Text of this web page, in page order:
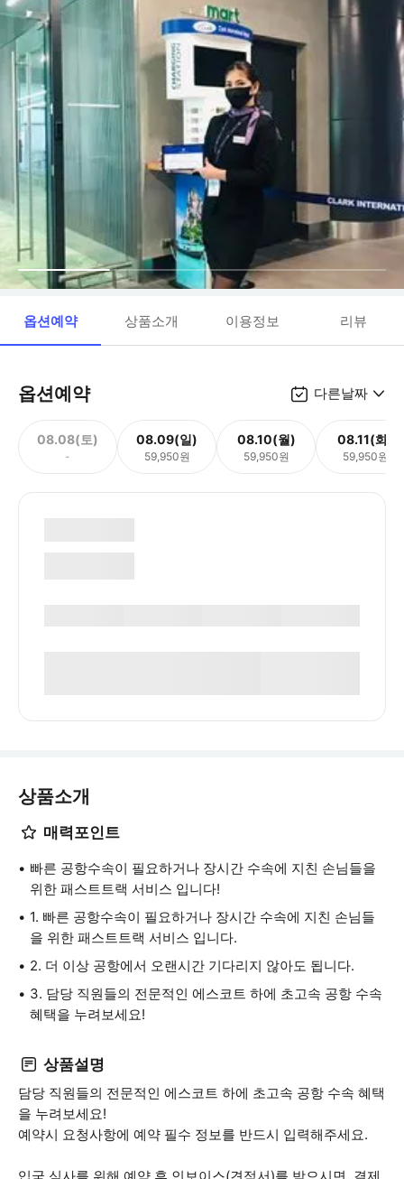
옵션예약 상품소개 이용정보 리뷰
옵션예약 다른날짜
08.08(토)
-
08.09(일)
59,950원
08.10(월)
59,950원
08.11(화)
59,950원
상품소개
매력포인트
빠른 공항수속이 필요하거나 장시간 수속에 지친 손님들을
위한 패스트트랙 서비스 입니다!
1. 빠른 공항수속이 필요하거나 장시간 수속에 지친 손님들
을 위한 패스트트랙 서비스 입니다.
2. 더 이상 공항에서 오랜시간 기다리지 않아도 됩니다.
3. 담당 직원들의 전문적인 에스코트 하에 초고속 공항 수속
혜택을 누려보세요!
상품설명
담당 직원들의 전문적인 에스코트 하에 초고속 공항 수속 혜택
을 누려보세요!
예약시 요청사항에 예약 필수 정보를 반드시 입력해주세요.